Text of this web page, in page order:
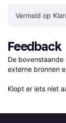
Vermeld op
Feedback
De
externe bronnen
Klopt er iets niet